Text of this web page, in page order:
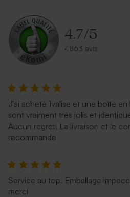
4.7/5
4863 avis
J'ai acheté 1valise et une boîte en
sont vraiment très jolis et
Aucun regret. La livraison et le
recommande
Service au top. Emballage
merci